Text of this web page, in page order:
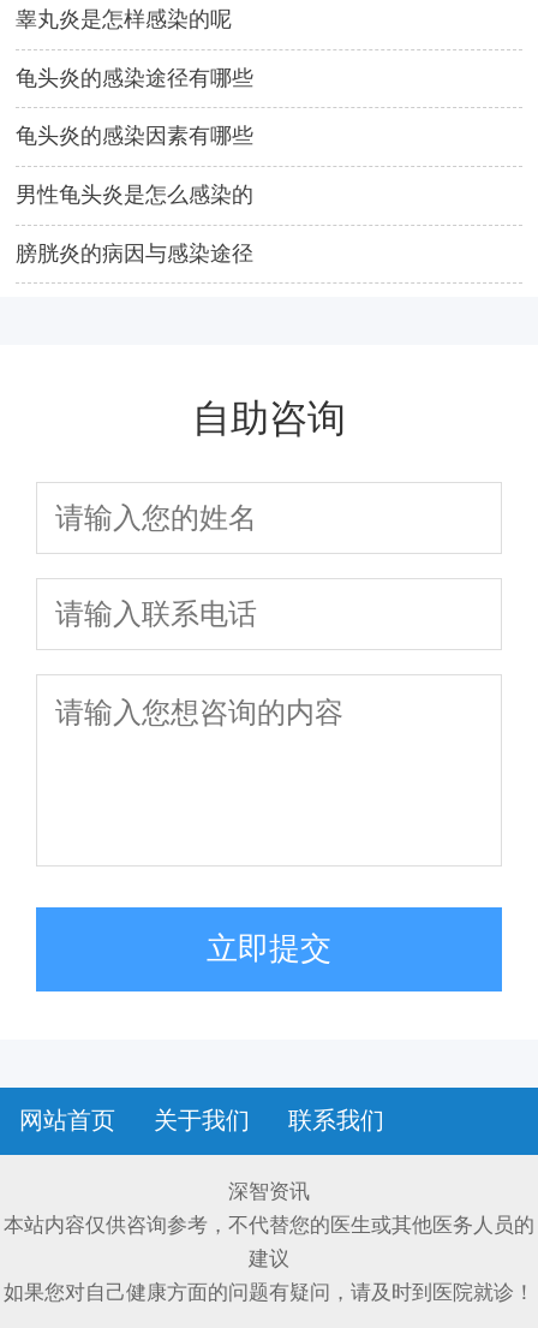
睾丸炎是怎样感染的呢
龟头炎的感染途径有哪些
龟头炎的感染因素有哪些
男性龟头炎是怎么感染的
膀胱炎的病因与感染途径
自助咨询
立即提交
网站首页 关于我们 联系我们
深智资讯
本站内容仅供咨询参考，不代替您的医生或其他医务人员的
建议
如果您对自己健康方面的问题有疑问，请及时到医院就诊！